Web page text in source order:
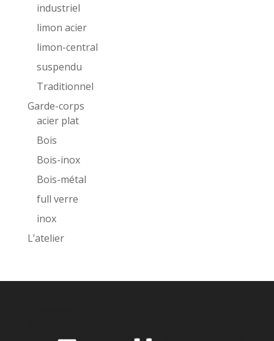
industriel
limon acier
limon-central
suspendu
Traditionnel
Garde-corps
acier plat
Bois
Bois-inox
Bois-métal
full verre
inox
L’atelier